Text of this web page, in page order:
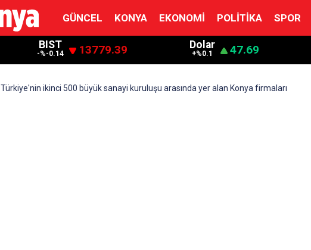
GÜNCEL KONYA EKONOMI POLITIKA SPOR
BIST
-%-0.14 13779.39 Dolar
+%0.1 47.69
Türkiye'nin ikinci 500 büyük sanayi kuruluşu arasında yer alan Konya firmaları